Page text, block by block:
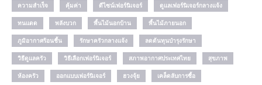
ความสำเร็จ
คุ้มค่า ดีไซน์เฟอร์นิเจอร์
ดูแลเฟอร์นิเจอร์กลางแจ้ง
ทนแดด
พลังบวก พื้นไม้นอกบ้าน
พื้นไม้ภายนอก
ภูมิอากาศร้อนชื้น
รักษาครัวกลางแจ้ง
ลดต้นทุนบำรุงรักษา
วิธีดูแลครัว
วิธีเลือกเฟอร์นิเจอร์ สภาพอากาศประเทศไทย
สุขภาพ
ห้องครัว
ออกแบบเฟอร์นิเจอร์ ฮวงจุ้ย
เคล็ดลับการซื้อ